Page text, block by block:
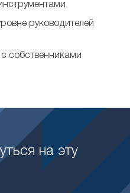
руководителей
собственниками
на эту